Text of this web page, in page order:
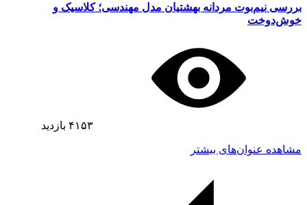
بررسی نیم‌بوت مردانه بهشتیان مدل مهندسی؛ کلاسیک و
خوش‌دوخت
۴۱۵۳ بازدید
مشاهده عنوان‌های بیشتر